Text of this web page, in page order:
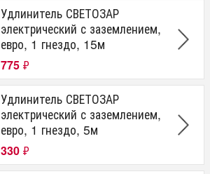
Удлинитель СВЕТОЗАР
электрический с заземлением,
евро, 1 гнездо, 15м
775 ₽
Удлинитель СВЕТОЗАР
электрический с заземлением,
евро, 1 гнездо, 5м
330 ₽